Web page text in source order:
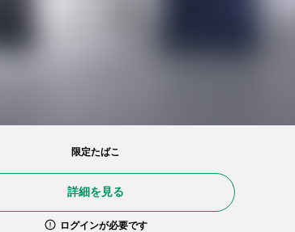
限定たばこ
詳細を見る
ログインが必要です